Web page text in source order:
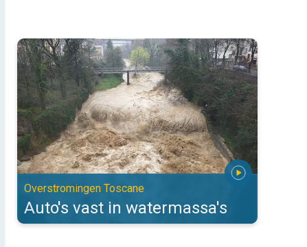
Auto's vast in watermassa's. Overstromingen Toscane. . .
Overstromingen Toscane
Auto's vast in watermassa's